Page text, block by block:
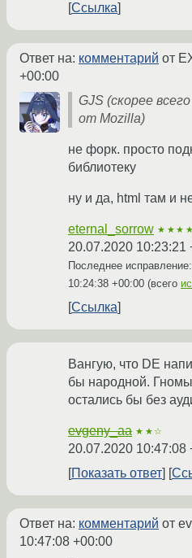
Ссылка
Ответ на: комментарий от
+00:00
GJS (скорее
от Mozilla)
не форк. просто
библиотеку
ну и да, html там и
eternal_sorrow
20.07.2020 10:23:21
Последнее
10:24:38 +00:00 (всего
Ссылка
Вангую, что DE
бы народной. Гномы
остались бы без
evgeny_aa ★★☆
20.07.2020 10:47:08
Показать ответ
Ответ на: комментарий от
10:47:08 +00:00